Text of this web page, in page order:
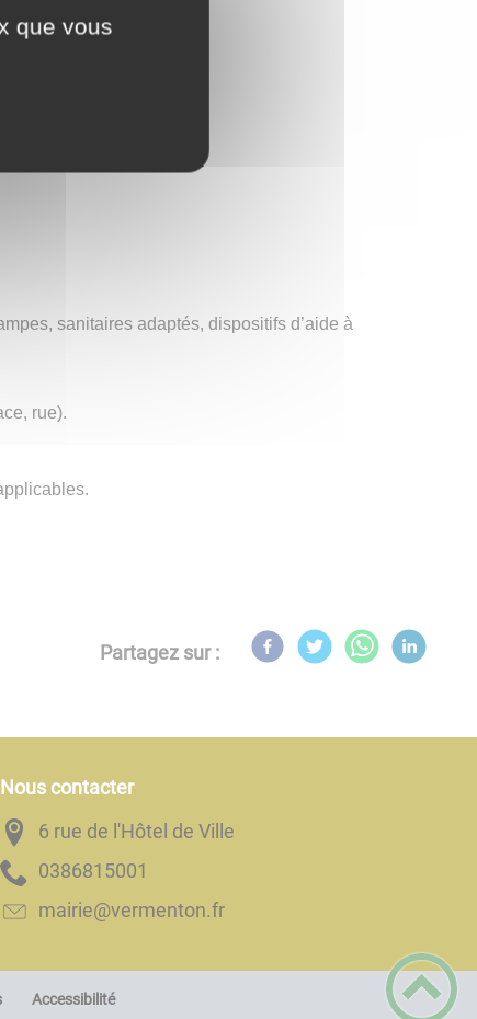
sanitaires adaptés, dispositifs d’aide à
rue).
Partagez sur :
Nous contacter
6 rue de l'Hôtel de Ville
1005186830
rf.notnemrev@eiriam
Accessibilité
que vous